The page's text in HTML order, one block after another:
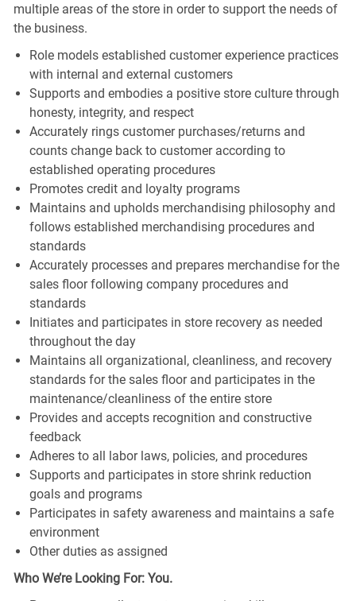
multiple areas of the store in order to support the needs of
the business.
Role models established customer experience practices
with internal and external customers
Supports and embodies a positive store culture through
honesty, integrity, and respect
Accurately rings customer purchases/returns and
counts change back to customer according to
established operating procedures
Promotes credit and loyalty programs
Maintains and upholds merchandising philosophy and
follows established merchandising procedures and
standards
Accurately processes and prepares merchandise for the
sales floor following company procedures and
standards
Initiates and participates in store recovery as needed
throughout the day
Maintains all organizational, cleanliness, and recovery
standards for the sales floor and participates in the
maintenance/cleanliness of the entire store
Provides and accepts recognition and constructive
feedback
Adheres to all labor laws, policies, and procedures
Supports and participates in store shrink reduction
goals and programs
Participates in safety awareness and maintains a safe
environment
Other duties as assigned
Who We’re Looking For: You.